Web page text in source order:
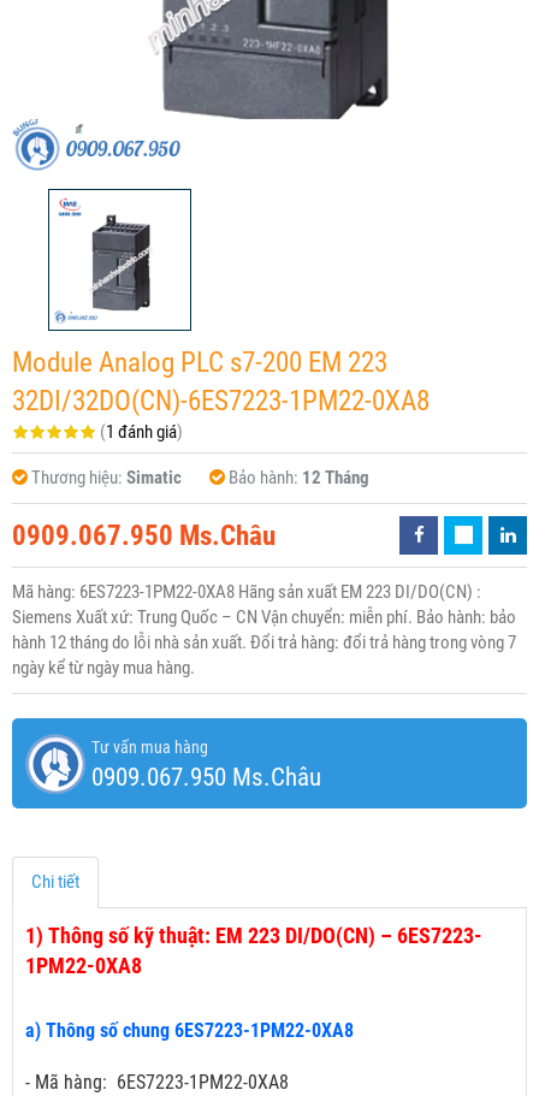
Module Analog PLC s7-200 EM 223
32DI/32DO(CN)-6ES7223-1PM22-0XA8
(1 đánh giá)
Thương hiệu: Simatic Bảo hành: 12 Tháng
0909.067.950 Ms.Châu
Mã hàng: 6ES7223-1PM22-0XA8 Hãng sản xuất EM 223 DI/DO(CN) :
Siemens Xuất xứ: Trung Quốc – CN Vận chuyển: miễn phí. Bảo hành: bảo
hành 12 tháng do lỗi nhà sản xuất. Đổi trả hàng: đổi trả hàng trong vòng 7
ngày kể từ ngày mua hàng.
Tư vấn mua hàng
0909.067.950 Ms.Châu
Chi tiết
1) Thông số kỹ thuật: EM 223 DI/DO(CN) – 6ES7223-
1PM22-0XA8
a) Thông số chung 6ES7223-1PM22-0XA8
- Mã hàng: 6ES7223-1PM22-0XA8